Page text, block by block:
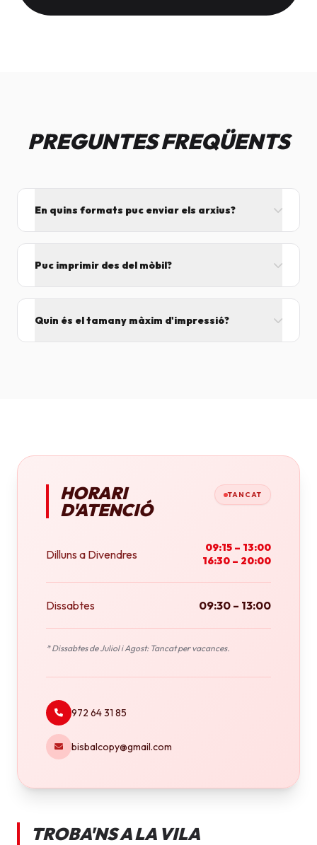
PREGUNTES FREQÜENTS
En quins formats puc enviar els arxius?
Word i Excel.
Puc imprimir des del mòbil?
Quin és el tamany màxim d'impressió?
HORARI
D'ATENCIÓ
TANCAT
Dilluns a Divendres
09:15 – 13:00
16:30 – 20:00
Dissabtes 09:30 – 13:00
* Dissabtes de Juliol i Agost: Tancat per vacances.
972 64 31 85
bisbalcopy@gmail.com
TROBA'NS A LA VILA